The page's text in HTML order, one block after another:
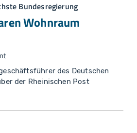
Bundesregierung
Wohnraum
des Deutschen
der Rheinischen Post